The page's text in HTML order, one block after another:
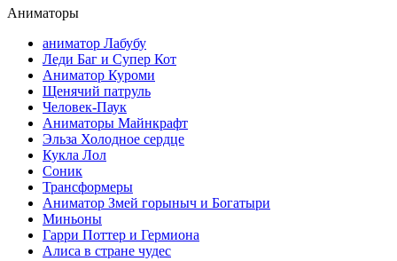
Аниматоры
аниматор Лабубу
Леди Баг и Супер Кот
Аниматор Куроми
Щенячий патруль
Человек-Паук
Аниматоры Майнкрафт
Эльза Холодное сердце
Кукла Лол
Соник
Трансформеры
Аниматор Змей горыныч и Богатыри
Миньоны
Гарри Поттер и Гермиона
Алиса в стране чудес